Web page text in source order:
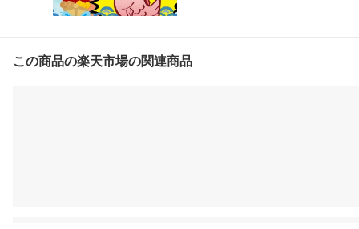
この商品の楽天市場の関連商品